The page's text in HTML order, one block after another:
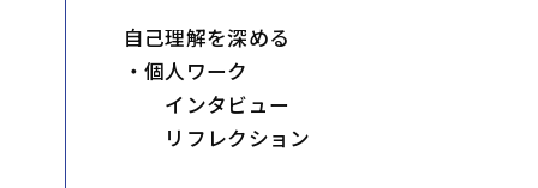
自己理解を深める
・個人ワーク
インタビュー
リフレクション